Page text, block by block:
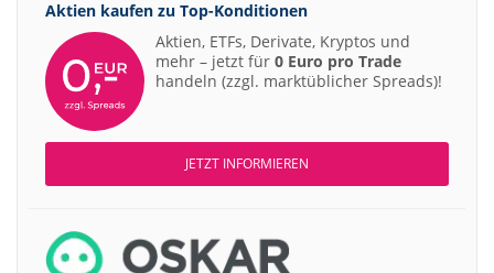
Aktien kaufen zu Top-Konditionen
Aktien, ETFs, Derivate, Kryptos und
mehr – jetzt für 0 Euro pro Trade
handeln (zzgl. marktüblicher Spreads)!
JETZT INFORMIEREN